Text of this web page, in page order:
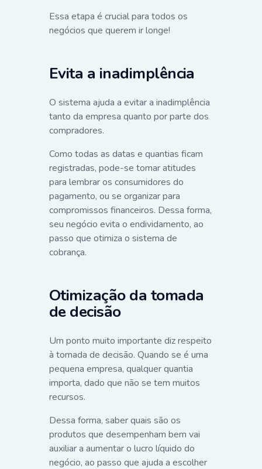
Essa etapa é crucial para todos os
negócios que querem ir longe!
Evita a inadimplência
O sistema ajuda a evitar a inadimplência
tanto da empresa quanto por parte dos
compradores.
Como todas as datas e quantias ficam
registradas, pode-se tomar atitudes
para lembrar os consumidores do
pagamento, ou se organizar para
compromissos financeiros. Dessa forma,
seu negócio evita o endividamento, ao
passo que otimiza o sistema de
cobrança.
Otimização da tomada
de decisão
Um ponto muito importante diz respeito
à tomada de decisão. Quando se é uma
pequena empresa, qualquer quantia
importa, dado que não se tem muitos
recursos.
Dessa forma, saber quais são os
produtos que desempenham bem vai
auxiliar a aumentar o lucro líquido do
negócio, ao passo que ajuda a escolher